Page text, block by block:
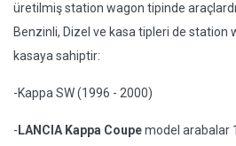
üretilmiş station wagon tipinde
Benzinli, Dizel ve kasa tipleri de station
kasaya sahiptir:
-Kappa SW (1996 - 2000)
- LANCIA Kappa Coupemodel arabalar